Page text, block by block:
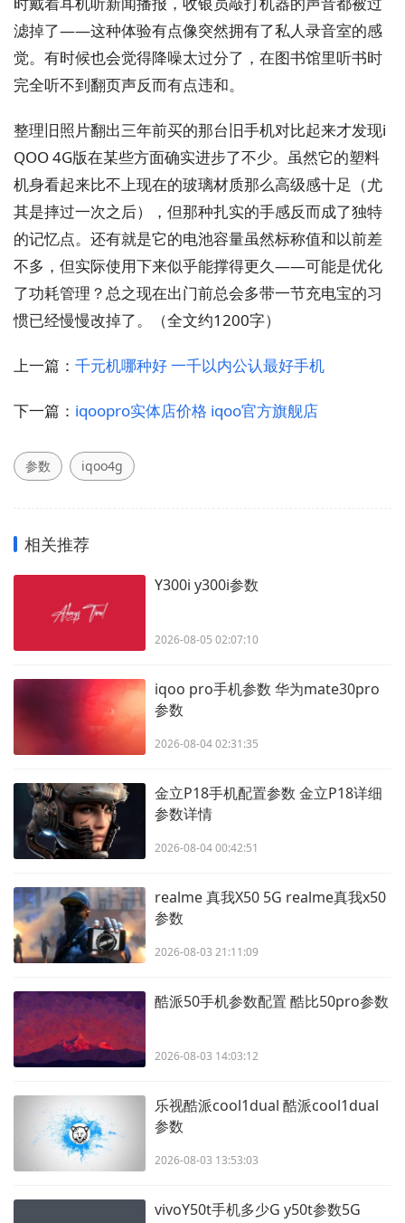
滤掉了——这种体验有点像突然拥有了私人录音室的感
觉。有时候也会觉得降噪太过分了，在图书馆里听书时
完全听不到翻页声反而有点违和。
整理旧照片翻出三年前买的那台旧手机对比起来才发现i
QOO 4G版在某些方面确实进步了不少。虽然它的塑料
机身看起来比不上现在的玻璃材质那么高级感十足（尤
其是摔过一次之后），但那种扎实的手感反而成了独特
的记忆点。还有就是它的电池容量虽然标称值和以前差
不多，但实际使用下来似乎能撑得更久——可能是优化
了功耗管理？总之现在出门前总会多带一节充电宝的习
惯已经慢慢改掉了。（全文约1200字）
上一篇： 千元机哪种好 一千以内公认最好手机
下一篇： iqoopro实体店价格 iqoo官方旗舰店
参数 iqoo4g
相关推荐
Y300i y300i参数
2026-08-05 02:07:10
iqoo pro手机参数 华为mate30pro
参数
2026-08-04 02:31:35
金立P18手机配置参数 金立P18详细
参数详情
2026-08-04 00:42:51
realme 真我X50 5G realme真我x50
参数
2026-08-03 21:11:09
酷派50手机参数配置 酷比50pro参数
2026-08-03 14:03:12
乐视酷派cool1dual 酷派cool1dual
参数
2026-08-03 13:53:03
vivoY50t手机多少G y50t参数5G